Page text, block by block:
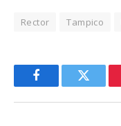
Rector Tampico
FacebookTwitter